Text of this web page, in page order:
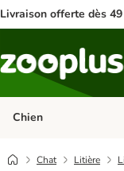
Livraison offerte dès
Chien
Chat Litière